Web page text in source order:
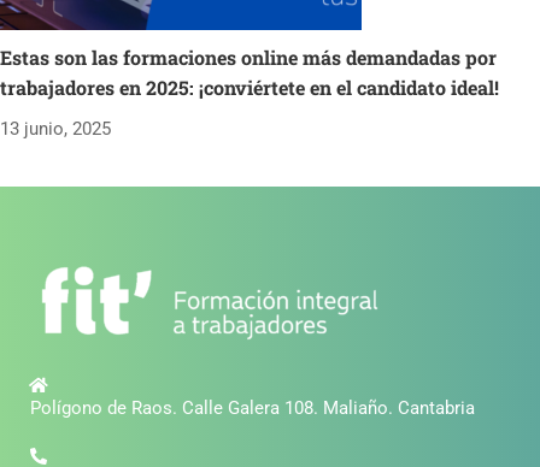
Estas son las formaciones online más demandadas por
trabajadores en 2025: ¡conviértete en el candidato ideal!
13 junio, 2025
Polígono de Raos. Calle Galera 108. Maliaño. Cantabria